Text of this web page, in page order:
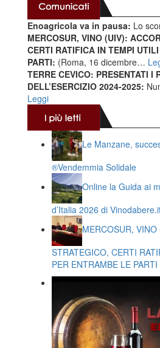
Enoagricola va in pausa: Lo
MERCOSUR, VINO (UIV):
CERTI RATIFICA IN TEMPI
PARTI: (Roma, 16 dicembre…
TERRE CEVICO: PRESENTATI I
DELL’ESERCIZIO 2024-2025:
Leggi
Le Manzane,
®️Vendemmia Solidale
Online la Guida ai
d’Italia 2026 di
MERCOSUR,
STRATEGICO, CERTI
PER ENTRAMBE LE PARTI